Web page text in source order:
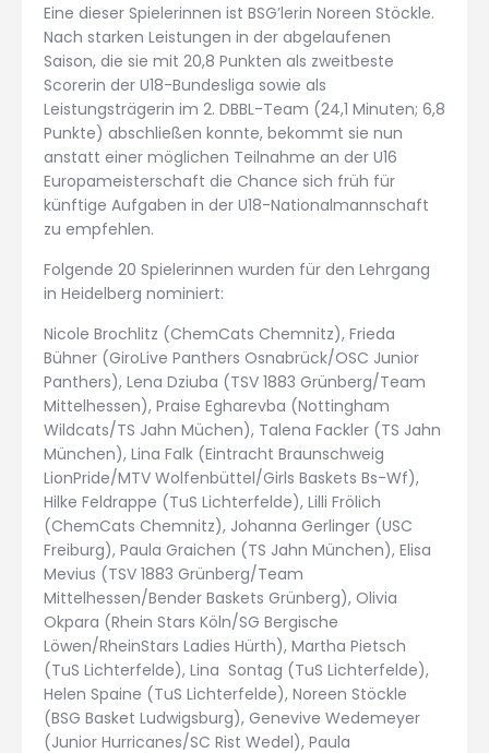
Eine dieser Spielerinnen ist BSG’lerin Noreen Stöckle.
Nach starken Leistungen in der abgelaufenen
Saison, die sie mit 20,8 Punkten als zweitbeste
Scorerin der U18-Bundesliga sowie als
Leistungsträgerin im 2. DBBL-Team (24,1 Minuten; 6,8
Punkte) abschließen konnte, bekommt sie nun
anstatt einer möglichen Teilnahme an der U16
Europameisterschaft die Chance sich früh für
künftige Aufgaben in der U18-Nationalmannschaft
zu empfehlen.
Folgende 20 Spielerinnen wurden für den Lehrgang
in Heidelberg nominiert:
Nicole Brochlitz (ChemCats Chemnitz), Frieda
Bühner (GiroLive Panthers Osnabrück/OSC Junior
Panthers), Lena Dziuba (TSV 1883 Grünberg/Team
Mittelhessen), Praise Egharevba (Nottingham
Wildcats/TS Jahn Müchen), Talena Fackler (TS Jahn
München), Lina Falk (Eintracht Braunschweig
LionPride/MTV Wolfenbüttel/Girls Baskets Bs-Wf),
Hilke Feldrappe (TuS Lichterfelde), Lilli Frölich
(ChemCats Chemnitz), Johanna Gerlinger (USC
Freiburg), Paula Graichen (TS Jahn München), Elisa
Mevius (TSV 1883 Grünberg/Team
Mittelhessen/Bender Baskets Grünberg), Olivia
Okpara (Rhein Stars Köln/SG Bergische
Löwen/RheinStars Ladies Hürth), Martha Pietsch
(TuS Lichterfelde), Lina Sontag (TuS Lichterfelde),
Helen Spaine (TuS Lichterfelde), Noreen Stöckle
(BSG Basket Ludwigsburg), Genevive Wedemeyer
(Junior Hurricanes/SC Rist Wedel), Paula